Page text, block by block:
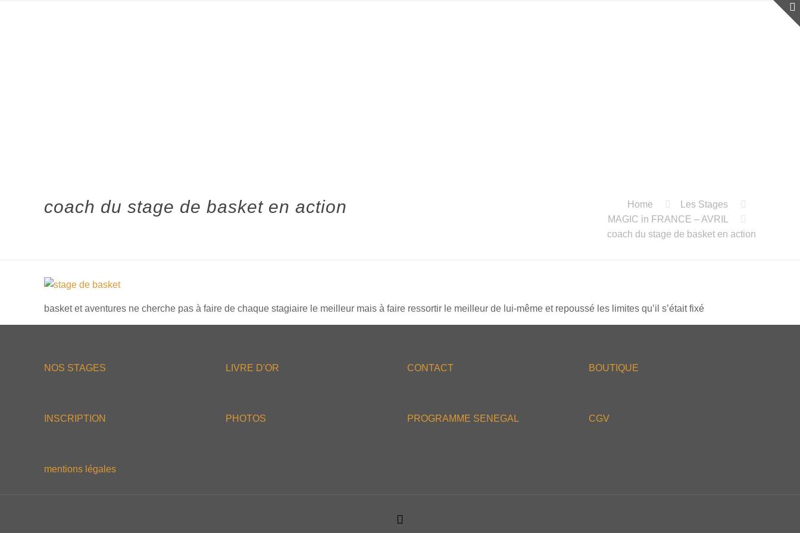
coach du stage de basket en action Home
Les Stages
MAGIC in FRANCE – AVRIL
coach du stage de basket en action
basket et aventures ne cherche pas à faire de chaque stagiaire le meilleur mais à faire ressortir le meilleur de lui-même et repoussé les limites qu’il s’était fixé
NOS STAGES
INSCRIPTION
mentions légales
LIVRE D'OR
PHOTOS
CONTACT
PROGRAMME SENEGAL
BOUTIQUE
CGV